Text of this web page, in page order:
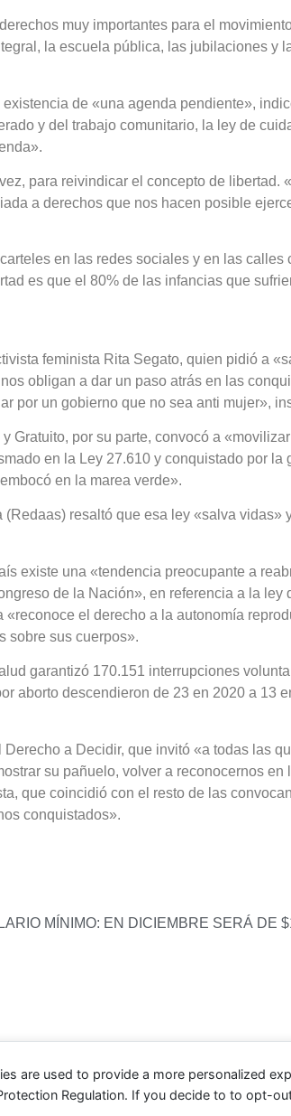
muy importantes para el
la escuela pública, las jubilaciones y
de «una agenda pendiente»,
y del trabajo comunitario, la ley de
para reivindicar el concepto de libertad.
a derechos que nos hacen posible
en las redes sociales y en las calles
es que el 80% de las infancias que
feminista Rita Segato, quien pidió a
obligan a dar un paso atrás en las
por un gobierno que no sea anti mujer»,
Gratuito, por su parte, convocó a «movilizar
en la Ley 27.610 y conquistado por la
en la marea verde».
resaltó que esa ley «salva vidas»
existe una «tendencia preocupante a
de la Nación», en referencia a la ley
el derecho a la autonomía
sobre sus cuerpos».
garantizó 170.151 interrupciones
aborto descendieron de 23 en 2020 a 13
a Decidir, que invitó «a todas las
su pañuelo, volver a reconocernos en
que coincidió con el resto de las
conquistados».
MÍNIMO: EN DICIEMBRE SERÁ DE
are used to provide a more personalized
Regulation. If you decide to to opt-